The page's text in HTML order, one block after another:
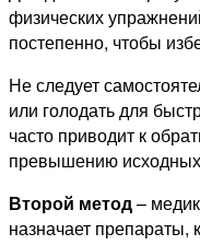
физических
постепенно, чтобы
Не следует
или голодать для
часто приводит к
превышению исходных
Второй метод–
назначает препараты,